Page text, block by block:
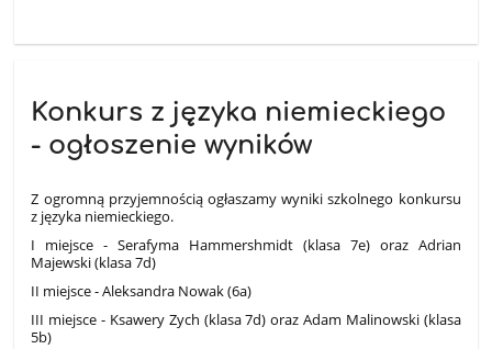
Konkurs z języka niemieckiego
- ogłoszenie wyników
Z ogromną przyjemnością ogłaszamy wyniki szkolnego konkursu
z języka niemieckiego.
I miejsce - Serafyma Hammershmidt (klasa 7e) oraz Adrian
Majewski (klasa 7d)
II miejsce - Aleksandra Nowak (6a)
III miejsce - Ksawery Zych (klasa 7d) oraz Adam Malinowski (klasa
5b)